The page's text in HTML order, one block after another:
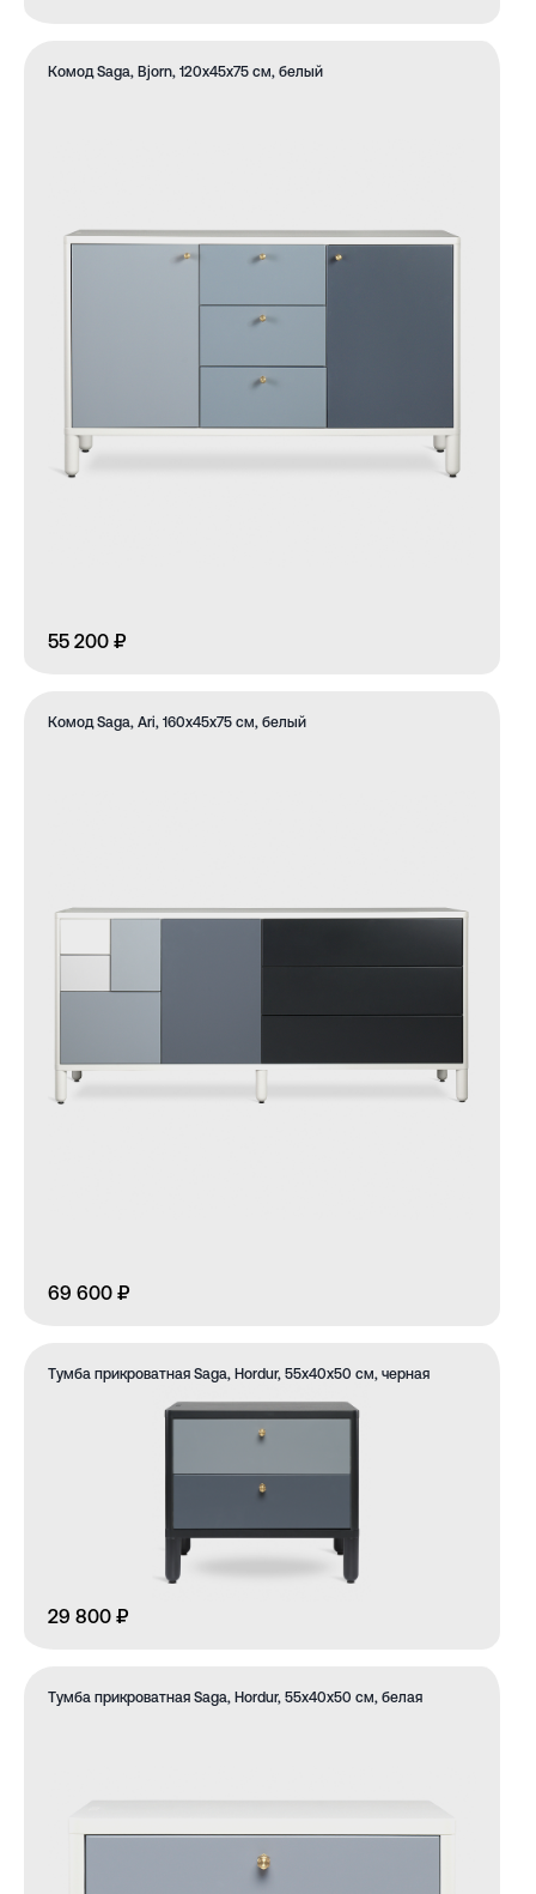
Комод Saga, Bjorn, 120х45х75 см, белый
55 200 ₽
Комод Saga, Ari, 160х45х75 см, белый
69 600 ₽
Тумба прикроватная Saga, Hordur, 55х40х50 см, черная
29 800 ₽
Тумба прикроватная Saga, Hordur, 55х40х50 см, белая